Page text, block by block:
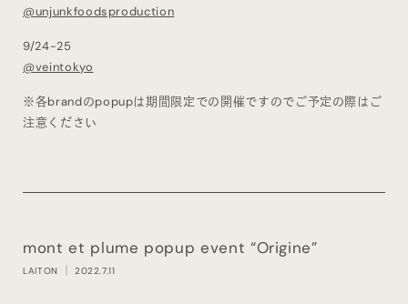
@unjunkfoodsproduction
9/24-25
@veintokyo
※各brandのpopupは期間限定での開催ですのでご予定の際はご
注意ください
mont et plume popup event “Origine”
LAITON ｜ 2022.7.11